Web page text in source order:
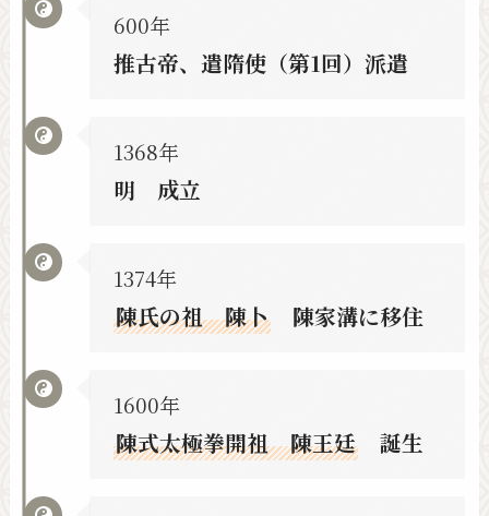
600年
推古帝、遣隋使（第1回）派遣
1368年
明 成立
1374年
陳氏の祖 陳卜 陳家溝に移住
1600年
陳式太極拳開祖 陳王廷 誕生